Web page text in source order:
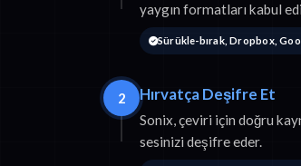
yaygın formatları kabul
Sürükle-bırak, Dropbox,
2 Hırvatça Deşifre Et
Sonix, çeviri için doğru
sesinizi deşifre eder.